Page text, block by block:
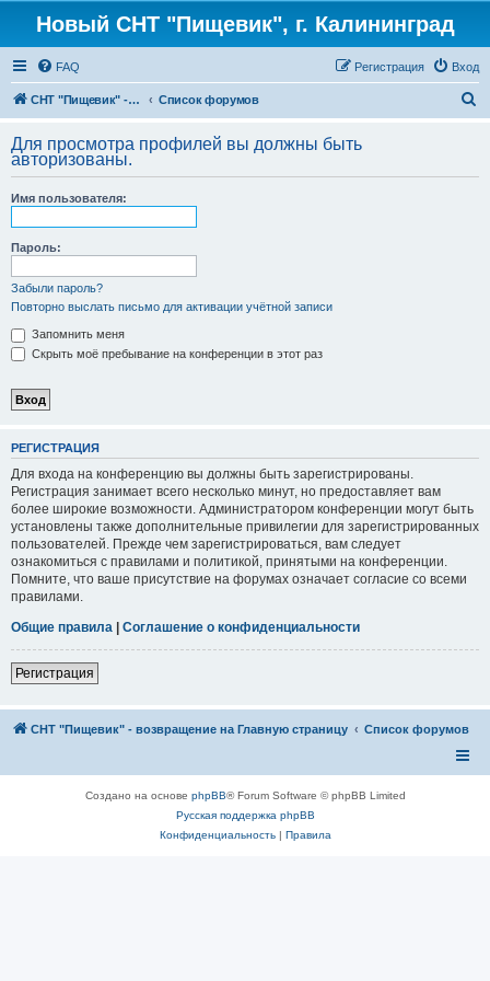
Новый СНТ "Пищевик", г. Калининград
FAQ Вход
Регистрация
СНТ "Пищевик" - возвращение на Главную страницу Список форумов
с
Для просмотра профилей вы должны быть
авторизованы.
Имя пользователя:
Пароль:
Забыли пароль?
Повторно выслать письмо для активации учётной записи
Запомнить меня
Скрыть моё пребывание на конференции в этот раз
РЕГИСТРАЦИЯ
Для входа на конференцию вы должны быть зарегистрированы.
Регистрация занимает всего несколько минут, но предоставляет вам
более широкие возможности. Администратором конференции могут быть
установлены также дополнительные привилегии для зарегистрированных
пользователей. Прежде чем зарегистрироваться, вам следует
ознакомиться с правилами и политикой, принятыми на конференции.
Помните, что ваше присутствие на форумах означает согласие со всеми
правилами.
Общие правила | Соглашение о конфиденциальности
Регистрация
СНТ "Пищевик" - возвращение на Главную страницу Список форумов
Создано на основе phpBB® Forum Software © phpBB Limited
Русская поддержка phpBB
Конфиденциальность| Правила